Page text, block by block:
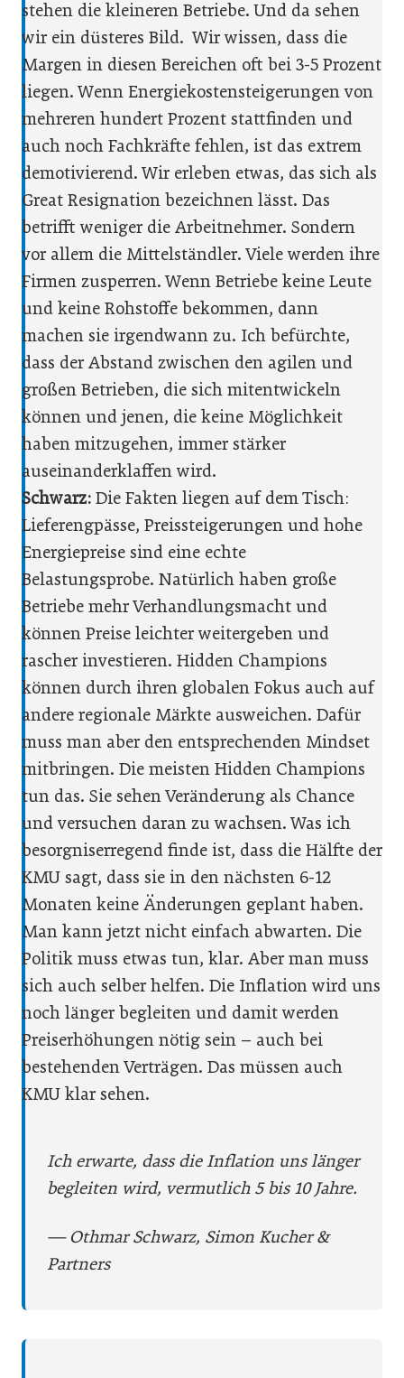
stehen die kleineren Betriebe. Und da sehen
wir ein düsteres Bild. Wir wissen, dass die
Margen in diesen Bereichen oft bei 3-5 Prozent
liegen. Wenn Energiekostensteigerungen von
mehreren hundert Prozent stattfinden und
auch noch Fachkräfte fehlen, ist das extrem
demotivierend. Wir erleben etwas, das sich als
Great Resignation bezeichnen lässt. Das
betrifft weniger die Arbeitnehmer. Sondern
vor allem die Mittelständler. Viele werden ihre
Firmen zusperren. Wenn Betriebe keine Leute
und keine Rohstoffe bekommen, dann
machen sie irgendwann zu. Ich befürchte,
dass der Abstand zwischen den agilen und
großen Betrieben, die sich mitentwickeln
können und jenen, die keine Möglichkeit
haben mitzugehen, immer stärker
auseinanderklaffen wird.
Schwarz: Die Fakten liegen auf dem Tisch:
Lieferengpässe, Preissteigerungen und hohe
Energiepreise sind eine echte
Belastungsprobe. Natürlich haben große
Betriebe mehr Verhandlungsmacht und
können Preise leichter weitergeben und
rascher investieren. Hidden Champions
können durch ihren globalen Fokus auch auf
andere regionale Märkte ausweichen. Dafür
muss man aber den entsprechenden Mindset
mitbringen. Die meisten Hidden Champions
tun das. Sie sehen Veränderung als Chance
und versuchen daran zu wachsen. Was ich
besorgniserregend finde ist, dass die Hälfte der
KMU sagt, dass sie in den nächsten 6-12
Monaten keine Änderungen geplant haben.
Man kann jetzt nicht einfach abwarten. Die
Politik muss etwas tun, klar. Aber man muss
sich auch selber helfen. Die Inflation wird uns
noch länger begleiten und damit werden
Preiserhöhungen nötig sein – auch bei
bestehenden Verträgen. Das müssen auch
KMU klar sehen.
Ich erwarte, dass die Inflation uns länger
begleiten wird, vermutlich 5 bis 10 Jahre.
— Othmar Schwarz, Simon Kucher &
Partners